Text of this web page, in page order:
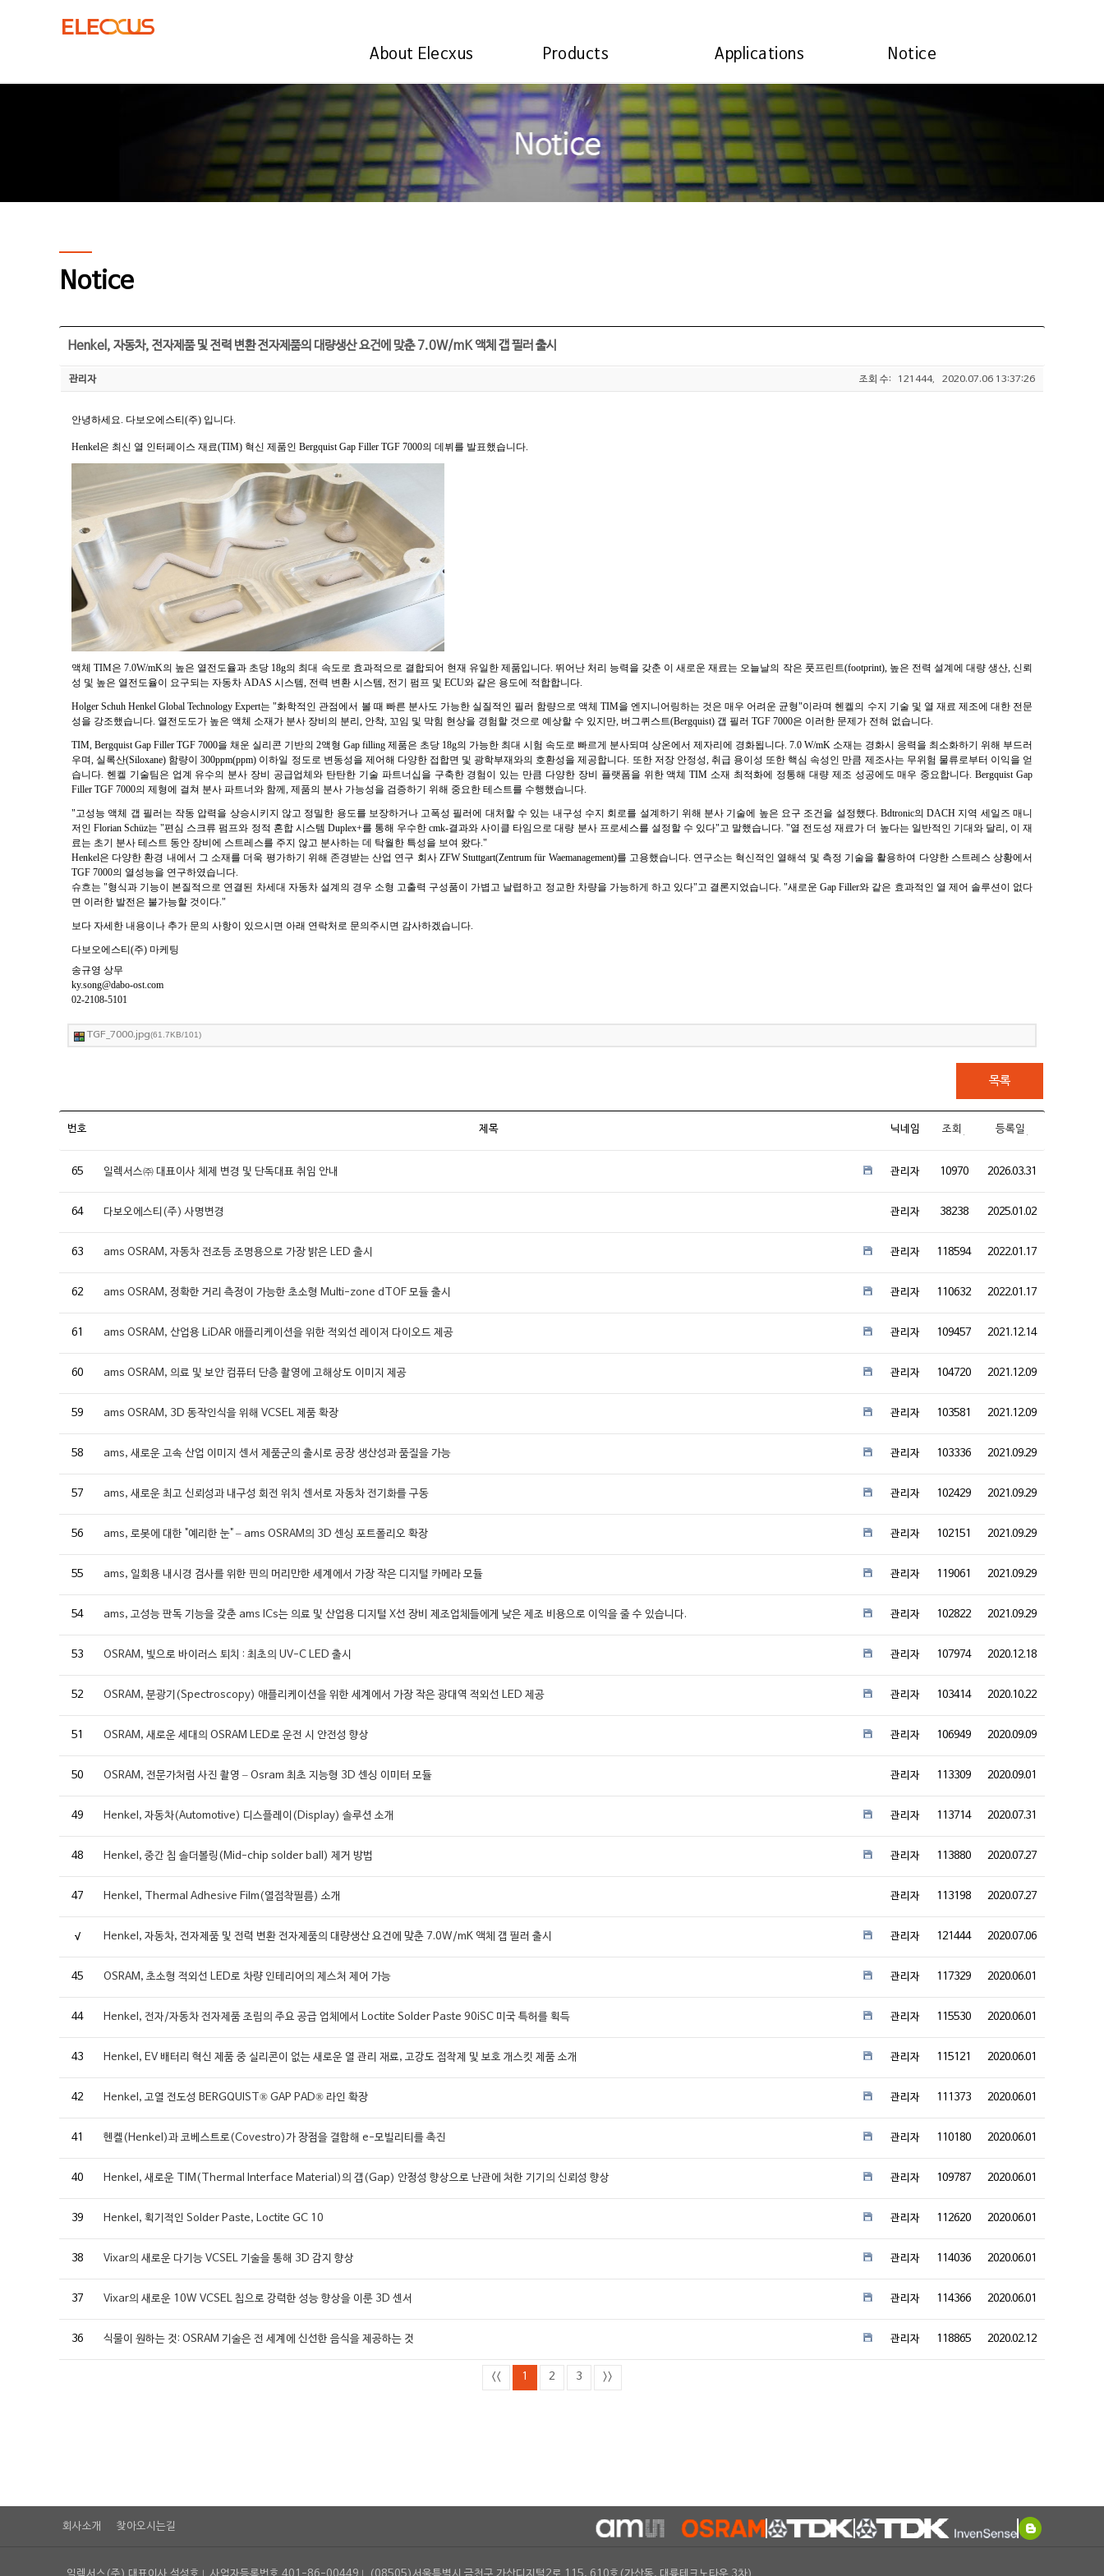
About Elecxus Products Applications Notice
Notice
Henkel, 자동차, 전자제품 및 전력 변환 전자제품의 대량생산 요건에 맞춘 7.0W/mK 액체 갭 필러 출시
관리자 조회 수: 121444, 2020.07.06 13:37:26
안녕하세요. 다보오에스티(주) 입니다.
Henkel은 최신 열 인터페이스 재료(TIM) 혁신 제품인 Bergquist Gap Filler TGF 7000의 데뷔를 발표했습니다.
액체 TIM은 7.0W/mK의 높은 열전도율과 초당 18g의 최대 속도로 효과적으로 결합되어 현재 유일한 제품입니다. 뛰어난 처리 능력을 갖춘 이 새로운 재료는 오늘날의 작은 풋프린트(footprint), 높은 전력 설계에 대량 생산, 신뢰
성 및 높은 열전도율이 요구되는 자동차 ADAS 시스템, 전력 변환 시스템, 전기 펌프 및 ECU와 같은 용도에 적합합니다.
Holger Schuh Henkel Global Technology Expert는 "화학적인 관점에서 볼 때 빠른 분사도 가능한 실질적인 필러 함량으로 액체 TIM을 엔지니어링하는 것은 매우 어려운 균형"이라며 헨켈의 수지 기술 및 열 재료 제조에 대한 전문
성을 강조했습니다. 열전도도가 높은 액체 소재가 분사 장비의 분리, 안착, 꼬임 및 막힘 현상을 경험할 것으로 예상할 수 있지만, 버그퀴스트(Bergquist) 갭 필러 TGF 7000은 이러한 문제가 전혀 없습니다.
TIM, Bergquist Gap Filler TGF 7000을 채운 실리콘 기반의 2액형 Gap filling 제품은 초당 18g의 가능한 최대 시험 속도로 빠르게 분사되며 상온에서 제자리에 경화됩니다. 7.0 W/mK 소재는 경화시 응력을 최소화하기 위해 부드러
우며, 실록산(Siloxane) 함량이 300ppm(ppm) 이하일 정도로 변동성을 제어해 다양한 접합면 및 광학부재와의 호환성을 제공합니다. 또한 저장 안정성, 취급 용이성 또한 핵심 속성인 만큼 제조사는 무위험 물류로부터 이익을 얻
습니다. 헨켈 기술팀은 업계 유수의 분사 장비 공급업체와 탄탄한 기술 파트너십을 구축한 경험이 있는 만큼 다양한 장비 플랫폼을 위한 액체 TIM 소재 최적화에 정통해 대량 제조 성공에도 매우 중요합니다. Bergquist Gap
Filler TGF 7000의 제형에 걸쳐 분사 파트너와 함께, 제품의 분사 가능성을 검증하기 위해 중요한 테스트를 수행했습니다.
"고성능 액체 갭 필러는 작동 압력을 상승시키지 않고 정밀한 용도를 보장하거나 고폭성 필러에 대처할 수 있는 내구성 수지 회로를 설계하기 위해 분사 기술에 높은 요구 조건을 설정했다. Bdtronic의 DACH 지역 세일즈 매니
저인 Florian Schüz는 "편심 스크류 펌프와 정적 혼합 시스템 Duplex+를 통해 우수한 cmk-결과와 사이클 타임으로 대량 분사 프로세스를 설정할 수 있다"고 말했습니다. "열 전도성 재료가 더 높다는 일반적인 기대와 달리, 이 재
료는 초기 분사 테스트 동안 장비에 스트레스를 주지 않고 분사하는 데 탁월한 특성을 보여 왔다."
Henkel은 다양한 환경 내에서 그 소재를 더욱 평가하기 위해 존경받는 산업 연구 회사 ZFW Stuttgart(Zentrum für Waemanagement)를 고용했습니다. 연구소는 혁신적인 열해석 및 측정 기술을 활용하여 다양한 스트레스 상황에서
TGF 7000의 열성능을 연구하였습니다.
슈흐는 "형식과 기능이 본질적으로 연결된 차세대 자동차 설계의 경우 소형 고출력 구성품이 가볍고 날렵하고 정교한 차량을 가능하게 하고 있다"고 결론지었습니다. "새로운 Gap Filler와 같은 효과적인 열 제어 솔루션이 없다
면 이러한 발전은 불가능할 것이다."
보다 자세한 내용이나 추가 문의 사항이 있으시면 아래 연락처로 문의주시면 감사하겠습니다.
다보오에스티(주) 마케팅
송규영 상무
ky.song@dabo-ost.com
02-2108-5101
TGF_7000.jpg(61.7KB/101)
목록
번호 제목 닉네임 조회 등록일
65 일렉서스㈜ 대표이사 체제 변경 및 단독대표 취임 안내 관리자 10970 2026.03.31
64 다보오에스티(주) 사명변경 관리자 38238 2025.01.02
63 ams OSRAM, 자동차 전조등 조명용으로 가장 밝은 LED 출시 관리자 118594 2022.01.17
62 ams OSRAM, 정확한 거리 측정이 가능한 초소형 Multi-zone dTOF 모듈 출시 관리자 110632 2022.01.17
61 ams OSRAM, 산업용 LiDAR 애플리케이션을 위한 적외선 레이저 다이오드 제공 관리자 109457 2021.12.14
60 ams OSRAM, 의료 및 보안 컴퓨터 단층 촬영에 고해상도 이미지 제공 관리자 104720 2021.12.09
59 ams OSRAM, 3D 동작인식을 위해 VCSEL 제품 확장 관리자 103581 2021.12.09
58 ams, 새로운 고속 산업 이미지 센서 제품군의 출시로 공장 생산성과 품질을 가능 관리자 103336 2021.09.29
57 ams, 새로운 최고 신뢰성과 내구성 회전 위치 센서로 자동차 전기화를 구동 관리자 102429 2021.09.29
56 ams, 로봇에 대한 "예리한 눈" – ams OSRAM의 3D 센싱 포트폴리오 확장 관리자 102151 2021.09.29
55 ams, 일회용 내시경 검사를 위한 핀의 머리만한 세계에서 가장 작은 디지털 카메라 모듈 관리자 119061 2021.09.29
54 ams, 고성능 판독 기능을 갖춘 ams ICs는 의료 및 산업용 디지털 X선 장비 제조업체들에게 낮은 제조 비용으로 이익을 줄 수 있습니다. 관리자 102822 2021.09.29
53 OSRAM, 빛으로 바이러스 퇴치 : 최초의 UV-C LED 출시 관리자 107974 2020.12.18
52 OSRAM, 분광기(Spectroscopy) 애플리케이션을 위한 세계에서 가장 작은 광대역 적외선 LED 제공 관리자 103414 2020.10.22
51 OSRAM, 새로운 세대의 OSRAM LED로 운전 시 안전성 향상 관리자 106949 2020.09.09
50 OSRAM, 전문가처럼 사진 촬영 – Osram 최초 지능형 3D 센싱 이미터 모듈 관리자 113309 2020.09.01
49 Henkel, 자동차(Automotive) 디스플레이(Display) 솔루션 소개 관리자 113714 2020.07.31
48 Henkel, 중간 칩 솔더볼링(Mid-chip solder ball) 제거 방법 관리자 113880 2020.07.27
47 Henkel, Thermal Adhesive Film(열접착필름) 소개 관리자 113198 2020.07.27
√ Henkel, 자동차, 전자제품 및 전력 변환 전자제품의 대량생산 요건에 맞춘 7.0W/mK 액체 갭 필러 출시 관리자 121444 2020.07.06
45 OSRAM, 초소형 적외선 LED로 차량 인테리어의 제스처 제어 가능 관리자 117329 2020.06.01
44 Henkel, 전자/자동차 전자제품 조립의 주요 공급 업체에서 Loctite Solder Paste 90iSC 미국 특허를 획득 관리자 115530 2020.06.01
43 Henkel, EV 배터리 혁신 제품 중 실리콘이 없는 새로운 열 관리 재료, 고강도 접착제 및 보호 개스킷 제품 소개 관리자 115121 2020.06.01
42 Henkel, 고열 전도성 BERGQUIST® GAP PAD® 라인 확장 관리자 111373 2020.06.01
41 헨켈(Henkel)과 코베스트로(Covestro)가 장점을 결합해 e-모빌리티를 촉진 관리자 110180 2020.06.01
40 Henkel, 새로운 TIM(Thermal Interface Material)의 갭(Gap) 안정성 향상으로 난관에 처한 기기의 신뢰성 향상 관리자 109787 2020.06.01
39 Henkel, 획기적인 Solder Paste, Loctite GC 10 관리자 112620 2020.06.01
38 Vixar의 새로운 다기능 VCSEL 기술을 통해 3D 감지 향상 관리자 114036 2020.06.01
37 Vixar의 새로운 10W VCSEL 칩으로 강력한 성능 향상을 이룬 3D 센서 관리자 114366 2020.06.01
36 식물이 원하는 것: OSRAM 기술은 전 세계에 신선한 음식을 제공하는 것 관리자 118865 2020.02.12
<< 1 2 3 >>
회사소개 찾아오시는길